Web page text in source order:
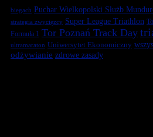
biegach Puchar Wielkopolski Służb
strategia zwycięzcy Super League Triathlon
Formuła 1 Tor Poznań Track Day
ultramaraton Uniwersytet Ekonomiczny
odżywianie zdrowe zasady